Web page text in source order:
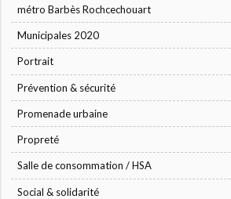
métro Barbès Rochcechouart
Municipales 2020
Portrait
Prévention & sécurité
Promenade urbaine
Propreté
Salle de consommation / HSA
Social & solidarité